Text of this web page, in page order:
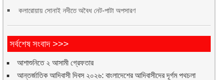
কলারোয়ায় সোনাই নদীতে অবৈধ নেট-পাটা অপসারণ
সর্বশেষ সংবাদ >>>
আশাশুনিতে ২ আসামী গ্রেফতার
আন্তর্জাতিক আদিবাসী দিবস ২০২৬: বাংলাদেশের আদিবাসীদের দূর্গম পথচলা